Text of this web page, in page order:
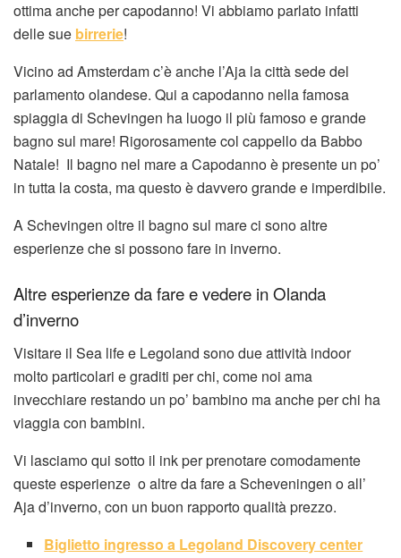
ottima anche per capodanno! Vi abbiamo parlato infatti
delle sue birrerie!
Vicino ad Amsterdam c’è anche l’Aja la città sede del
parlamento olandese. Qui a capodanno nella famosa
spiaggia di Schevingen ha luogo il più famoso e grande
bagno sul mare! Rigorosamente col cappello da Babbo
Natale! Il bagno nel mare a Capodanno è presente un po’
in tutta la costa, ma questo è davvero grande e imperdibile.
A Schevingen oltre il bagno sul mare ci sono altre
esperienze che si possono fare in inverno.
Altre esperienze da fare e vedere in Olanda
d’inverno
Visitare il Sea life e Legoland sono due attività indoor
molto particolari e graditi per chi, come noi ama
invecchiare restando un po’ bambino ma anche per chi ha
viaggia con bambini.
Vi lasciamo qui sotto il ink per prenotare comodamente
queste esperienze o altre da fare a Scheveningen o all’
Aja d’inverno, con un buon rapporto qualità prezzo.
Biglietto ingresso a Legoland Discovery center